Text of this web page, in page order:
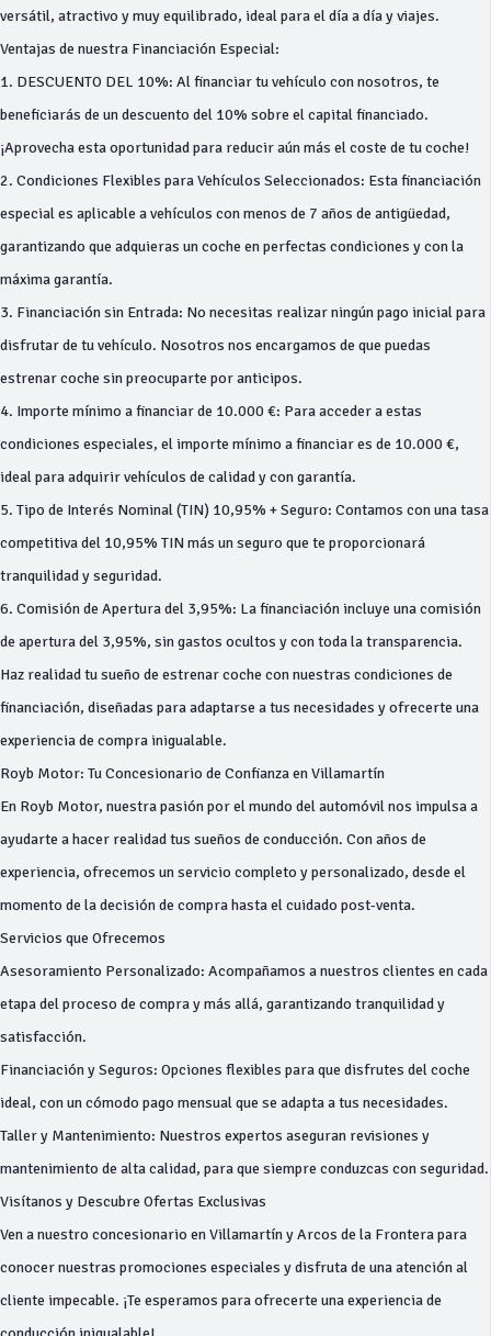
versátil, atractivo y muy equilibrado, ideal para el día a día y viajes.
Ventajas de nuestra Financiación Especial:
1. DESCUENTO DEL 10%: Al financiar tu vehículo con nosotros, te
beneficiarás de un descuento del 10% sobre el capital financiado.
¡Aprovecha esta oportunidad para reducir aún más el coste de tu coche!
2. Condiciones Flexibles para Vehículos Seleccionados: Esta financiación
especial es aplicable a vehículos con menos de 7 años de antigüedad,
garantizando que adquieras un coche en perfectas condiciones y con la
máxima garantía.
3. Financiación sin Entrada: No necesitas realizar ningún pago inicial para
disfrutar de tu vehículo. Nosotros nos encargamos de que puedas
estrenar coche sin preocuparte por anticipos.
4. Importe mínimo a financiar de 10.000 €: Para acceder a estas
condiciones especiales, el importe mínimo a financiar es de 10.000 €,
ideal para adquirir vehículos de calidad y con garantía.
5. Tipo de Interés Nominal (TIN) 10,95% + Seguro: Contamos con una tasa
competitiva del 10,95% TIN más un seguro que te proporcionará
tranquilidad y seguridad.
6. Comisión de Apertura del 3,95%: La financiación incluye una comisión
de apertura del 3,95%, sin gastos ocultos y con toda la transparencia.
Haz realidad tu sueño de estrenar coche con nuestras condiciones de
financiación, diseñadas para adaptarse a tus necesidades y ofrecerte una
experiencia de compra inigualable.
Royb Motor: Tu Concesionario de Confianza en Villamartín
En Royb Motor, nuestra pasión por el mundo del automóvil nos impulsa a
ayudarte a hacer realidad tus sueños de conducción. Con años de
experiencia, ofrecemos un servicio completo y personalizado, desde el
momento de la decisión de compra hasta el cuidado post-venta.
Servicios que Ofrecemos
Asesoramiento Personalizado: Acompañamos a nuestros clientes en cada
etapa del proceso de compra y más allá, garantizando tranquilidad y
satisfacción.
Financiación y Seguros: Opciones flexibles para que disfrutes del coche
ideal, con un cómodo pago mensual que se adapta a tus necesidades.
Taller y Mantenimiento: Nuestros expertos aseguran revisiones y
mantenimiento de alta calidad, para que siempre conduzcas con seguridad.
Visítanos y Descubre Ofertas Exclusivas
Ven a nuestro concesionario en Villamartín y Arcos de la Frontera para
conocer nuestras promociones especiales y disfruta de una atención al
cliente impecable. ¡Te esperamos para ofrecerte una experiencia de